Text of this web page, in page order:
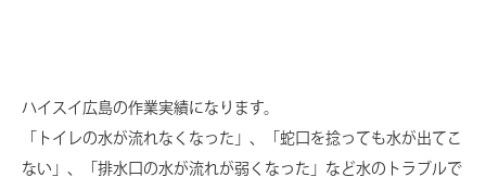
ハイスイ広島の作業実績になります。
「トイレの水が流れなくなった」、「蛇口を捻っても水が出てこ
ない」、
「排水口の水が流れが弱くなった」など水のトラブルで